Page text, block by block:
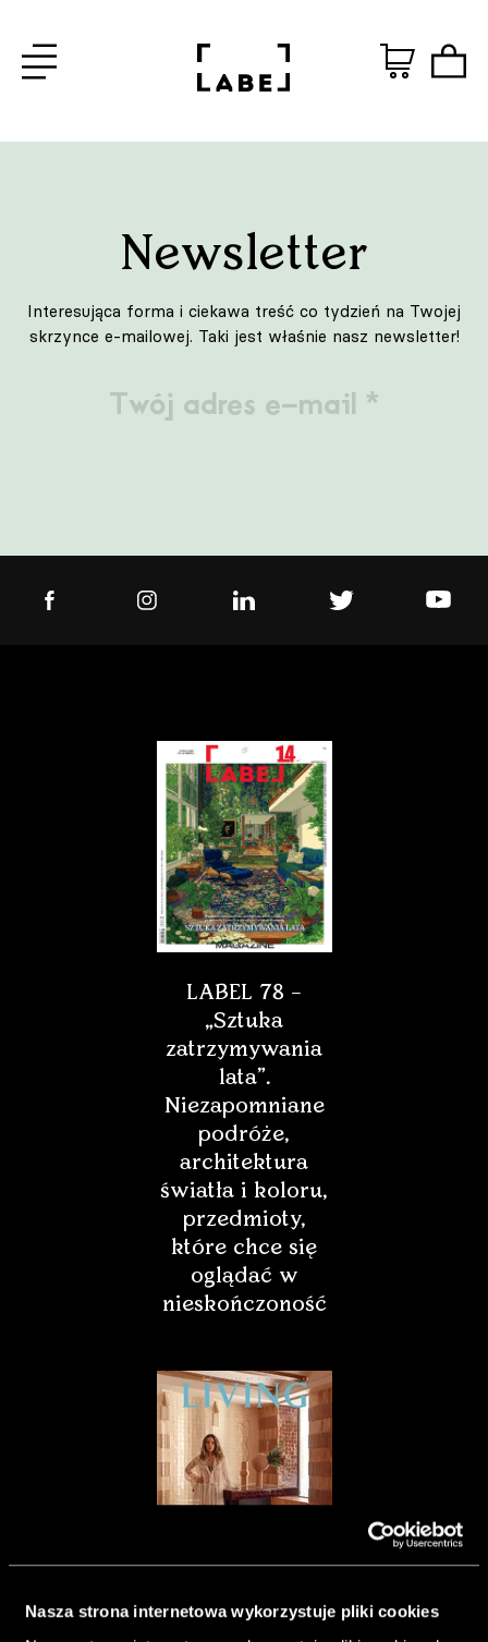
Nasza strona internetowa wykorzystuje pliki cookies
Newsletter
Interesująca forma i ciekawa treść co tydzień na Twojej
skrzynce e-mailowej. Taki jest właśnie nasz newsletter!
Architekt
Media
Polityką prywatności
* - Pole jest wymagane
LABEL 78 –
„Sztuka
zatrzymywania
lata”.
Niezapomniane
podróże,
architektura
światła i koloru,
przedmioty,
które chce się
oglądać w
nieskończoność
& Living 40.